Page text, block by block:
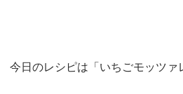
今日のレシピは「いちごモッツァ